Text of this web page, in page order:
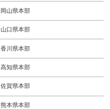
岡山県本部
山口県本部
香川県本部
高知県本部
佐賀県本部
熊本県本部